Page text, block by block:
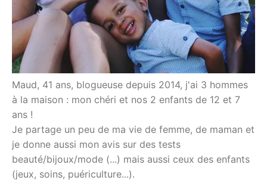
Maud, 41 ans, blogueuse depuis 2014, j'ai 3 hommes
à la maison : mon chéri et nos 2 enfants de 12 et 7
ans !
Je partage un peu de ma vie de femme, de maman et
je donne aussi mon avis sur des tests
beauté/bijoux/mode (...) mais aussi ceux des enfants
(jeux, soins, puériculture...).